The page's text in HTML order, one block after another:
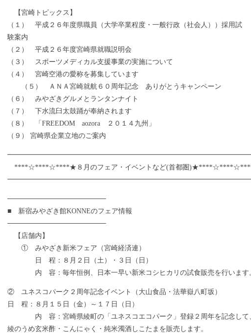
【宮崎トピックス】
（１） 平成２６年度県職員（大学卒業程度・一般行政（社会人））採用試
験案内
（２） 平成２６年度宮崎県就職説明会
（３） スポーツメディカル支援事業の実施について
（４） 宮崎空港の愛称を募集しています
（５） ＡＮＡ宮崎就航６０周年記念 ありがとうキャンペーン
（６） みやざきグルメとランタンナイト
（７） 下水流臼太鼓踊が奉納されます
（８） 「FREEDOM aozora ２０１４九州」
（９） 宮崎県企業立地のご案内
****☆****☆****★８月のフェア・イベントなど(首都圏
────────────────────
■ 新宿みやざき館KONNEのフェア情報
────────────────────
【店舗内】
① みやざき新米フェア（宮崎経済連）
日 程：８月２日（土）・３日（日）
内 容：毎年恒例、日本一早い新米コシヒカリの試食販売を行います
② ユネスコパーク２周年記念イベント（大山食品・法華嶽八町坂）
日 程：８月１５日（金）～１７日（日）
内 容：宮崎県綾町の「ユネスコエコパーク」登録２周年を記念して
綾のうめ玄米酢・こんにゃく・純米濁酒しこたまを販売します。